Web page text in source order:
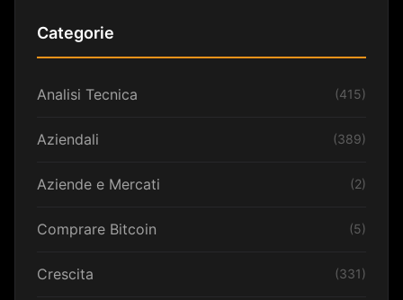
Categorie
Analisi Tecnica (415)
Aziendali (389)
Aziende e Mercati (2)
Comprare Bitcoin (5)
Crescita (331)